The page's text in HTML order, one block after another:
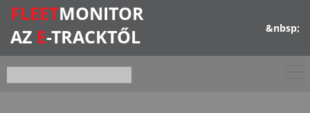
FLEETMONITOR
AZ E-TRACKTŐL &nbsp;